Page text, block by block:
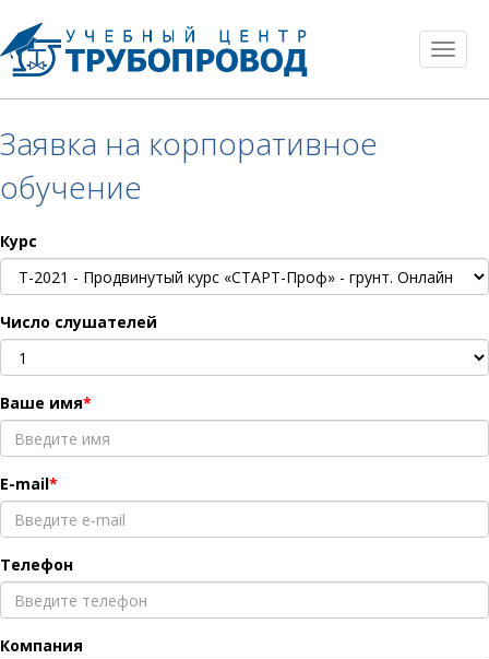
Заявка на корпоративное
обучение
Курс
Число слушателей
Ваше имя
E-mail
Телефон
Компания